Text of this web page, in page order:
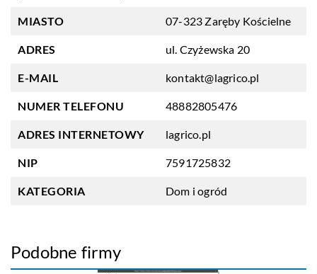
MIASTO 07-323 Zaręby Kościelne
ADRES ul. Czyżewska 20
E-MAIL kontakt@lagrico.pl
NUMER TELEFONU 48882805476
ADRES INTERNETOWY lagrico.pl
NIP 7591725832
KATEGORIA Dom i ogród
Podobne firmy